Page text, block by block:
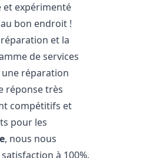
et expérimenté
bon endroit !
et la
de services
réparation
réponse très
compétitifs et
pour les
, nous nous
à 100%.